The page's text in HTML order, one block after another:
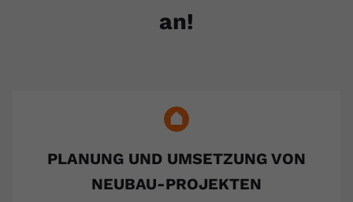
an!
PLANUNG UND UMSETZUNG VON
NEUBAU-PROJEKTEN